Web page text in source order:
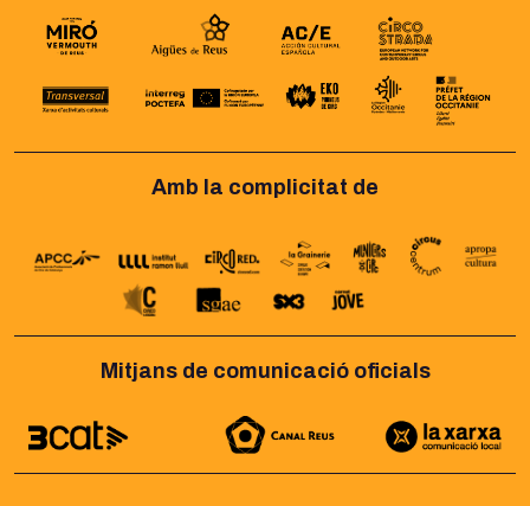
Amb la complicitat de
Mitjans de comunicació oficials